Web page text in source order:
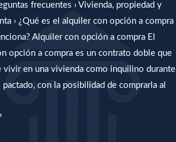
frecuentes › Vivienda, propiedad y
› ¿Qué es el alquiler con opción a compra
Alquiler con opción a compra El
opción a compra es un contrato doble que
vivir en una vivienda como inquilino durante
con la posibilidad de comprarla al